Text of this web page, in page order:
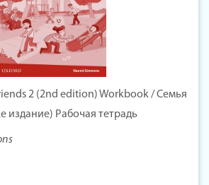
2 (2nd edition) Workbook / Семья
издание) Рабочая тетрадь